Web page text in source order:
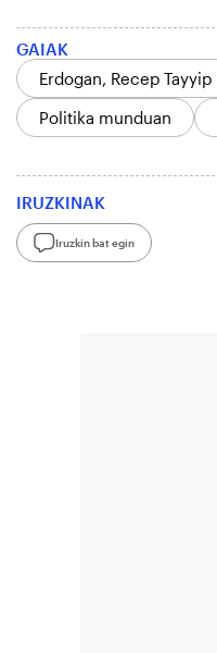
GAIAK
Erdogan, Recep Tayyip
Politika munduan
IRUZKINAK
Iruzkin bat egin